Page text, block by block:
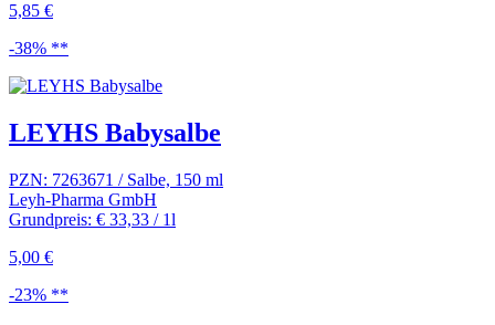
5,85 €
-38% **
LEYHS Babysalbe
PZN: 7263671 / Salbe, 150 ml
Leyh-Pharma GmbH
Grundpreis: € 33,33 / 1l
5,00 €
-23% **